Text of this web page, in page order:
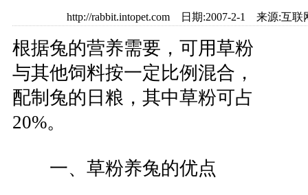
http://rabbit.intopet.com 日期:2007-2-1 来源:互
根据兔的营养需要，可用草粉
与其他饲料按一定比例混合，
配制兔的日粮，其中草粉可占
20%。
一、草粉养兔的优点